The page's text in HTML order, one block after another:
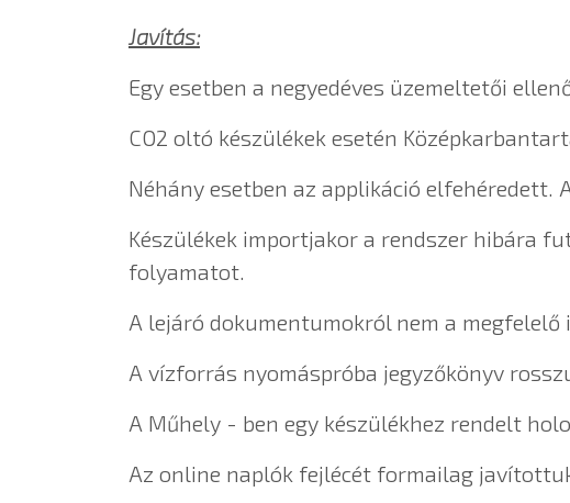
Javítás:
Egy esetben a negyedéves üzemeltetői
CO2 oltó készülékek esetén
Néhány esetben az applikáció elfehéredett.
Készülékek importjakor a rendszer hibára
folyamatot.
A lejáró dokumentumokról nem a
A vízforrás nyomáspróba jegyzőkönyv
A Műhely - ben egy készülékhez rendelt
Az online naplók fejlécét formailag